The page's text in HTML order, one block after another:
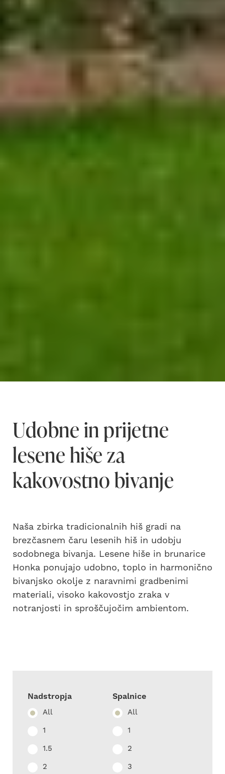
Udobne in prijetne
lesene hiše za
kakovostno bivanje
Naša zbirka tradicionalnih hiš gradi na
brezčasnem čaru lesenih hiš in udobju
sodobnega bivanja. Lesene hiše in brunarice
Honka ponujajo udobno, toplo in harmonično
bivanjsko okolje z naravnimi gradbenimi
materiali, visoko kakovostjo zraka v
notranjosti in sproščujočim ambientom.
Nadstropja
All
1
1.5
2
Spalnice
All
1
2
3